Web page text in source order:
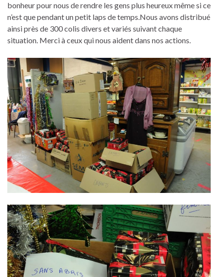
bonheur pour nous de rendre les gens plus heureux même si ce
n’est que pendant un petit laps de temps.Nous avons distribué
ainsi près de 300 colis divers et variés suivant chaque
situation. Merci à ceux qui nous aident dans nos actions.